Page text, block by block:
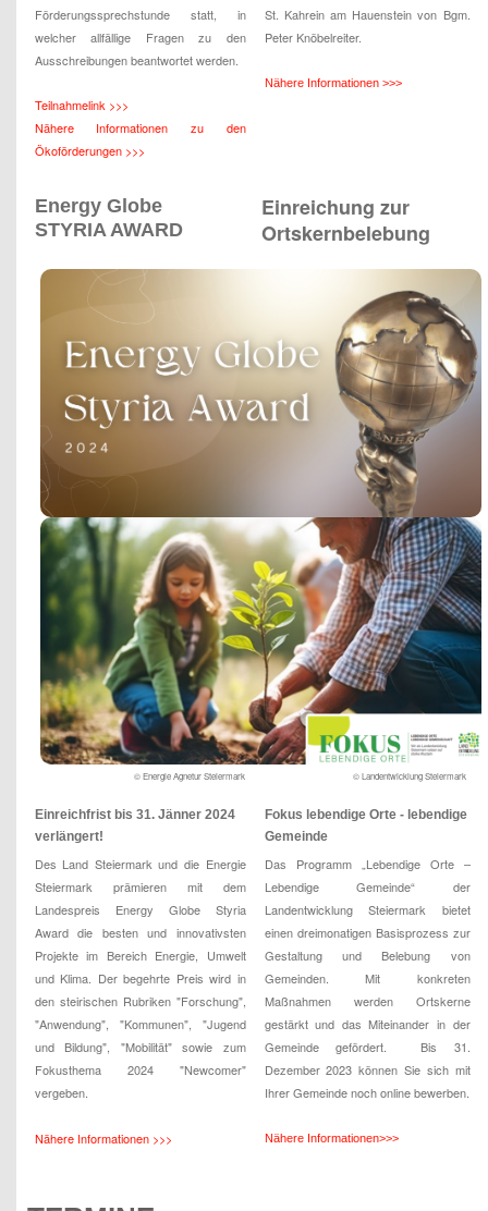
Förderungssprechstunde statt, in
welcher allfällige Fragen zu den
Ausschreibungen beantwortet werden.
Teilnahmelink >>>
Nähere Informationen zu den
Ökoförderungen >>>
St. Kahrein am Hauenstein von Bgm.
Peter Knöbelreiter.
Nähere Informationen >>>
Energy Globe
STYRIA AWARD
Einreichung zur
Ortskernbelebung
© Energie Agnetur Steiermark © Landentwicklung Steiermark
Einreichfrist bis 31. Jänner 2024
verlängert!
Fokus lebendige Orte - lebendige
Gemeinde
Des Land Steiermark und die Energie
Steiermark prämieren mit dem
Landespreis Energy Globe Styria
Award die besten und innovativsten
Projekte im Bereich Energie, Umwelt
und Klima. Der begehrte Preis wird in
den steirischen Rubriken "Forschung",
"Anwendung", "Kommunen", "Jugend
und Bildung", "Mobilität" sowie zum
Fokusthema 2024 "Newcomer"
vergeben.
Nähere Informationen >>>
Das Programm „Lebendige Orte –
Lebendige Gemeinde“ der
Landentwicklung Steiermark bietet
einen dreimonatigen Basisprozess zur
Gestaltung und Belebung von
Gemeinden. Mit konkreten
Maßnahmen werden Ortskerne
gestärkt und das Miteinander in der
Gemeinde gefördert. Bis 31.
Dezember 2023 können Sie sich mit
Ihrer Gemeinde noch online bewerben.
Nähere Informationen>>>